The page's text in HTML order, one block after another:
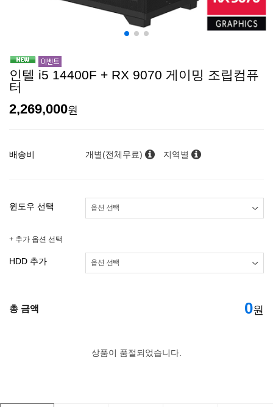
인텔 i5 14400F + RX 9070 게이밍 조립컴퓨
터
2,269,000원
배송비 개별(전체무료) 지역별
윈도우 선택
+ 추가 옵션 선택
HDD 추가
총 금액 0원
상품이 품절되었습니다.